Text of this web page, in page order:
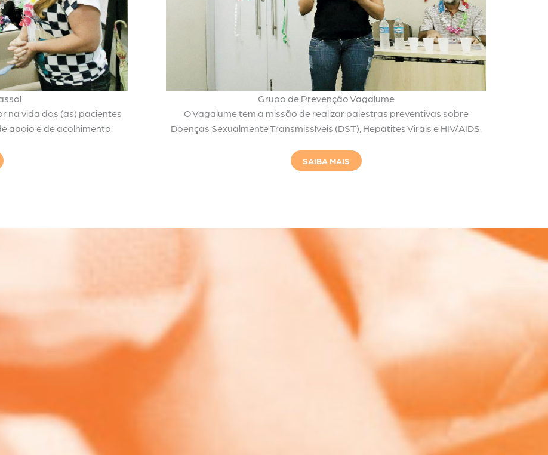
na vida dos (as) pacientes
apoio e de acolhimento.
Grupo de Prevenção Vagalume
O Vagalume tem a missão de realizar palestras preventivas sobre
Doenças Sexualmente Transmissíveis (DST), Hepatites Virais e HIV/AIDS.
SAIBA MAIS